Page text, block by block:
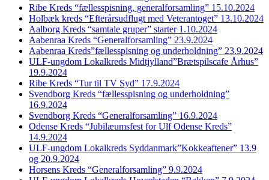
Ribe Kreds “fællesspisning, generalforsamling” 15.10.2024
Holbæk kreds “Efterårsudflugt med Veterantoget” 13.10.2024
Aalborg Kreds “samtale gruper” starter 1.10.2024
Aabenraa Kreds “Generalforsamling” 23.9.2024
Aabenraa Kreds”fællesspisning og underholdning” 23.9.2024
ULF-ungdom Lokalkreds Midtjylland”Brætspilscafe Århus”
19.9.2024
Ribe Kreds “Tur til TV Syd” 17.9.2024
Svendborg Kreds “fællesspisning og underholdning”
16.9.2024
Svendborg Kreds “Generalforsamling” 16.9.2024
Odense Kreds “Jubilæumsfest for Ulf Odense Kreds”
14.9.2024
ULF-ungdom Lokalkreds Syddanmark”Kokkeaftener” 13.9
og 20.9.2024
Horsens Kreds “Generalforsamling” 9.9.2024